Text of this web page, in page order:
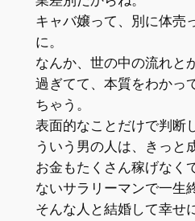
キャバ嬢って、別に体売
に。
なんか、世の中の流れと
過ぎてて、本質をわかっ
ちゃう。
表面的なことだけで判断
ういう男の人は、きっと
お金もたくさん稼げなく
ないサラリーマンで一生
そんな人と結婚して幸せ